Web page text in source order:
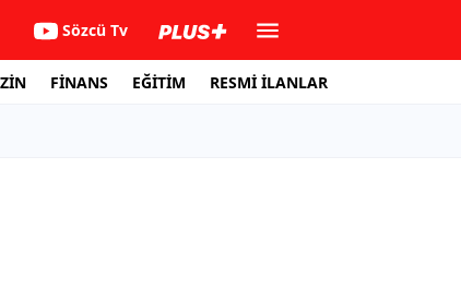
Sözcü Tv
FİNANS EĞİTİM RESMİ İLANLAR